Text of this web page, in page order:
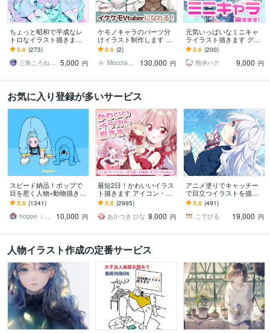
ちょっと昭和で平成なレ
トロなイラスト描きます
昭和・平成レトロ☆ネオ
ン☆パステル
5.0 (273)
三角ころねる☆プロフ必読願います
5,000 円
ケモノキャラのパーツ分
けイラスト制作します 顔
が良いイケケモVtuberに
なりたい方、お任せくだ
さい！
5.0 (2)
Mocota（もこた）
130,000 円
元気いっぱいなミニキャ
ライラスト描きます グッ
ズ/動画/スタンプ/などに
5.0 (200)
熊伊ハク
9,000 円
お気に入り登録が多いサービス
スピード納品！ポップで
目を惹く人物×動物描きま
す 挿絵・動画・グッズな
ど鮮やかな配色で個性を
出したい方へ
5.0 (1341)
hoppe（ほっぺ）
10,000 円
最短2日！かわいいイラス
ト描きます アイコン・ミ
ニキャラ・４コマ・立ち
絵をスピード納品しま
す！
5.0 (2995)
あかつき ひな 8,000 円
アニメ塗りでキャッチー
で目立つイラストを描き
ます 動画用、スチル、ア
イコン等、目を引くイラ
ストをご希望の方に！
5.0 (491)
こでびる
19,000 円
人物イラスト作成の定番サービス